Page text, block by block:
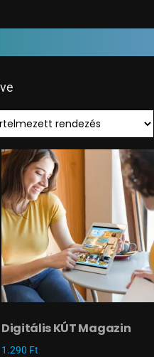
Digitális KÚT Magazin
1.290 Ft